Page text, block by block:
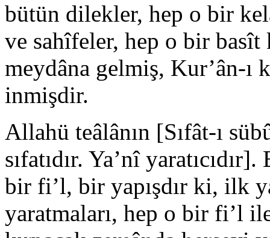
bütün dilekler, hep o bir
ve sahîfeler, hep o bir basît
meydâna gelmiş, Kur’ân-ı
inmişdir.
Allahü teâlânın [Sıfât-ı
sıfatıdır. Ya’nî
bir fi’l, bir yapışdır ki, ilk
yaratmaları, hep o bir fi’l